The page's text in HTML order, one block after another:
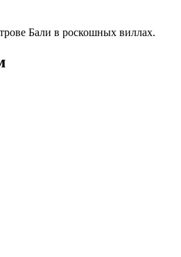
Бали в роскошных виллах.